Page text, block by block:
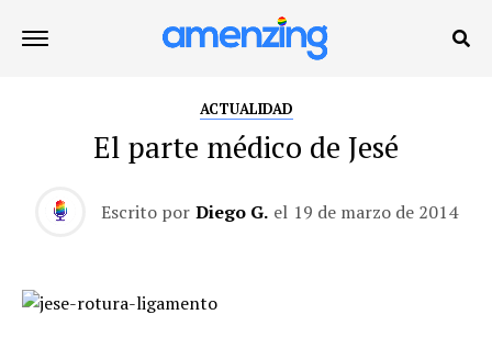
ACTUALIDAD
El parte médico de Jesé
Escrito por Diego G. el 19 de marzo de 2014